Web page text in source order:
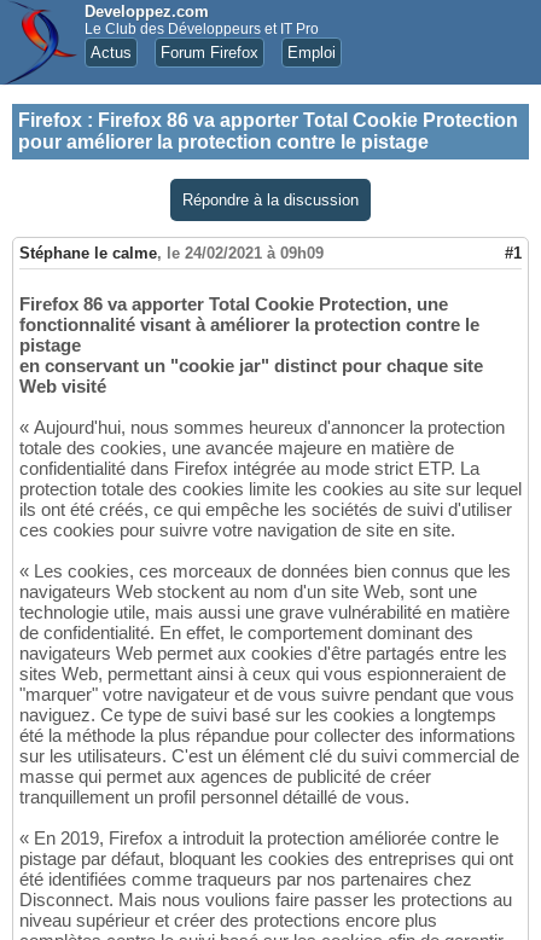
Developpez.com
Le Club des Développeurs et IT Pro
Actus Forum Firefox Emploi
Firefox : Firefox 86 va apporter Total Cookie Protection
pour améliorer la protection contre le pistage
Répondre à la discussion
Stéphane le calme, le 24/02/2021 à 09h09 #1
Firefox 86 va apporter Total Cookie Protection, une
fonctionnalité visant à améliorer la protection contre le
pistage
en conservant un "cookie jar" distinct pour chaque site
Web visité
« Aujourd'hui, nous sommes heureux d'annoncer la protection
totale des cookies, une avancée majeure en matière de
confidentialité dans Firefox intégrée au mode strict ETP. La
protection totale des cookies limite les cookies au site sur lequel
ils ont été créés, ce qui empêche les sociétés de suivi d'utiliser
ces cookies pour suivre votre navigation de site en site.
« Les cookies, ces morceaux de données bien connus que les
navigateurs Web stockent au nom d'un site Web, sont une
technologie utile, mais aussi une grave vulnérabilité en matière
de confidentialité. En effet, le comportement dominant des
navigateurs Web permet aux cookies d'être partagés entre les
sites Web, permettant ainsi à ceux qui vous espionneraient de
"marquer" votre navigateur et de vous suivre pendant que vous
naviguez. Ce type de suivi basé sur les cookies a longtemps
été la méthode la plus répandue pour collecter des informations
sur les utilisateurs. C'est un élément clé du suivi commercial de
masse qui permet aux agences de publicité de créer
tranquillement un profil personnel détaillé de vous.
« En 2019, Firefox a introduit la protection améliorée contre le
pistage par défaut, bloquant les cookies des entreprises qui ont
été identifiées comme traqueurs par nos partenaires chez
Disconnect. Mais nous voulions faire passer les protections au
niveau supérieur et créer des protections encore plus